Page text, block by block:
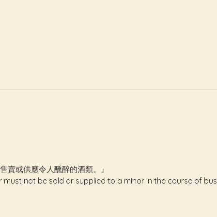
賣或供應令人醺醉的酒類。』
not be sold or supplied to a minor in the course of